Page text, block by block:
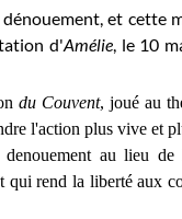
et cette
d'Amélie, le 10
du Couvent, joué au
l'action plus vive et
au lieu
qui rend la liberté aux